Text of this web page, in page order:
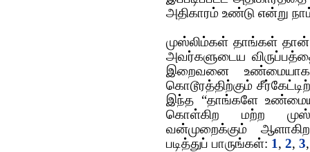
அதிகாரம் உண்டு என்று நாம்
முஸ்லிம்கள் தாங்கள் தான்
அவர்களுடைய
இறைவனை
கொடூரத்திற்கும்
இந்த “தாங்களே
கொள்கிற மற்ற‌
வன்முறைக்கும்
படித்துப் பாருங்கள்: 1, 2, 3